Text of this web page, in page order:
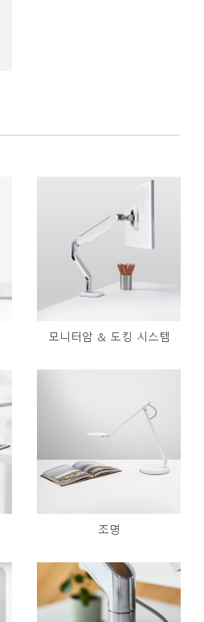
모니터암 & 도킹 시스템
조명